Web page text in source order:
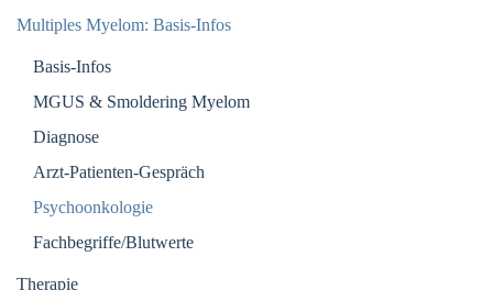
Multiples Myelom: Basis-Infos
Basis-Infos
MGUS & Smoldering Myelom
Diagnose
Arzt-Patienten-Gespräch
Psychoonkologie
Fachbegriffe/Blutwerte
Therapie